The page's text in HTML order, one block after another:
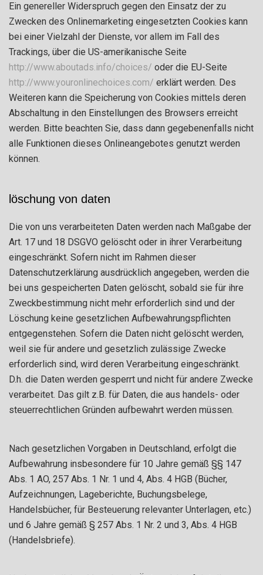
Ein genereller Widerspruch gegen den Einsatz der zu
Zwecken des Onlinemarketing eingesetzten Cookies kann
bei einer Vielzahl der Dienste, vor allem im Fall des
Trackings, über die US-amerikanische Seite
http://www.aboutads.info/choices/ oder die EU-Seite
http://www.youronlinechoices.com/ erklärt werden. Des
Weiteren kann die Speicherung von Cookies mittels deren
Abschaltung in den Einstellungen des Browsers erreicht
werden. Bitte beachten Sie, dass dann gegebenenfalls nicht
alle Funktionen dieses Onlineangebotes genutzt werden
können.
löschung von daten
Die von uns verarbeiteten Daten werden nach Maßgabe der
Art. 17 und 18 DSGVO gelöscht oder in ihrer Verarbeitung
eingeschränkt. Sofern nicht im Rahmen dieser
Datenschutzerklärung ausdrücklich angegeben, werden die
bei uns gespeicherten Daten gelöscht, sobald sie für ihre
Zweckbestimmung nicht mehr erforderlich sind und der
Löschung keine gesetzlichen Aufbewahrungspflichten
entgegenstehen. Sofern die Daten nicht gelöscht werden,
weil sie für andere und gesetzlich zulässige Zwecke
erforderlich sind, wird deren Verarbeitung eingeschränkt.
D.h. die Daten werden gesperrt und nicht für andere Zwecke
verarbeitet. Das gilt z.B. für Daten, die aus handels- oder
steuerrechtlichen Gründen aufbewahrt werden müssen.
Nach gesetzlichen Vorgaben in Deutschland, erfolgt die
Aufbewahrung insbesondere für 10 Jahre gemäß §§ 147
Abs. 1 AO, 257 Abs. 1 Nr. 1 und 4, Abs. 4 HGB (Bücher,
Aufzeichnungen, Lageberichte, Buchungsbelege,
Handelsbücher, für Besteuerung relevanter Unterlagen, etc.)
und 6 Jahre gemäß § 257 Abs. 1 Nr. 2 und 3, Abs. 4 HGB
(Handelsbriefe).